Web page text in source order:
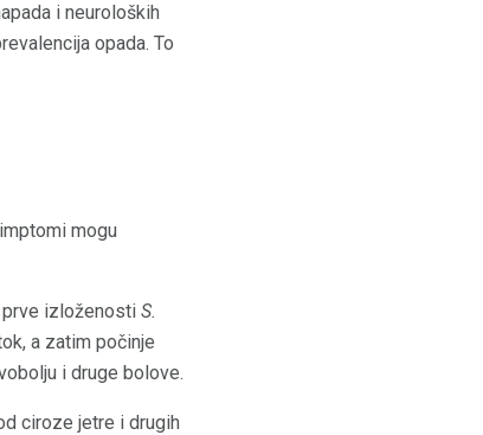
i neuroloških
opada. To
mogu
prve izloženosti S.
a zatim počinje
i druge bolove.
ciroze jetre i drugih